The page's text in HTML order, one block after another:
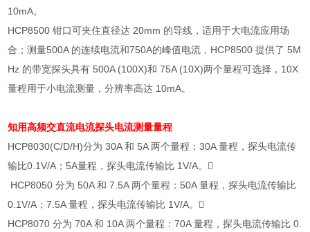
10mA。
HCP8500钳口可夹住直径达 20mm 的导线，适用于大电流应用场
合；测量500A 的连续电流和750A的峰值电流， HCP8500提供了 5M
Hz 的带宽探头具有 500A (100X)和 75A (10X)两个量程可选择， 10X
量程用于小电流测量，分辨率高达 10mA。
知用高频交直流电流探头电流测量量程
HCP8030(C/D/H)分为 30A和 5A两个量程：30A量程，探头电流传
输比0.1V/A ；5A量程，探头电流传输比 1V/A。 
HCP8050分为 50A和 7.5A两个量程：50A量程，探头电流传输比
0.1V/A ；7.5A量程，探头电流传输比 1V/A。 
HCP8070分为 70A和 10A两个量程：70A量程，探头电流传输比 0.